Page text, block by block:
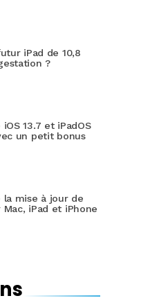
iPad de 10,8
?
13.7 et iPadOS
un petit bonus
la mise à jour de
iPad et iPhone